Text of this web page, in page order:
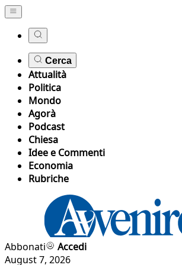
Cerca
Attualità
Politica
Mondo
Agorà
Podcast
Chiesa
Idee e Commenti
Economia
Rubriche
Abbonati
Accedi
August 7, 2026